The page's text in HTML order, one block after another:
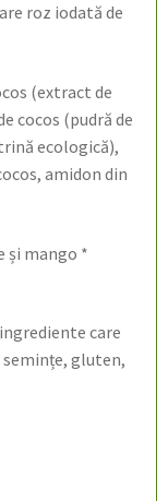
roz iodată de
(extract de
cocos (pudră de
ecologică),
amidon din
și mango *
care
gluten,